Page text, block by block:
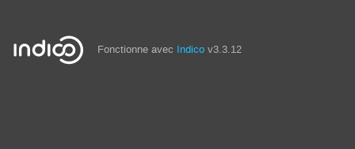
Fonctionne avec Indico v3.3.12